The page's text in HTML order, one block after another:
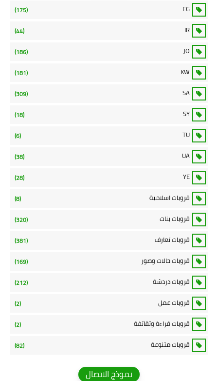
EG
(175)
IR
(44)
JO
(186)
KW
(181)
SA
(309)
SY
(18)
TU
(6)
UA
(38)
YE
(28)
قروبات اسلامية (8)
قروبات بنات (320)
قروبات تعارف (381)
قروبات حالات وصور (169)
قروبات دردشة (212)
قروبات عمل (2)
قروبات قراءة وثقاتفة (2)
قروبات متنوعة (82)
نموذج الاتصال